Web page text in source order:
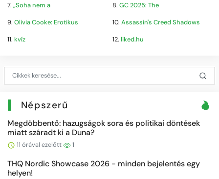
7. „Soha nem a 8. GC 2025: The
9. Olivia Cooke: Erotikus 10. Assassin's Creed Shadows
11. kvíz 12. liked.hu
Népszerű
Megdöbbentő: hazugságok sora és politikai döntések
miatt száradt ki a Duna?
11 órával ezelőtt 1
THQ Nordic Showcase 2026 - minden bejelentés egy
helyen!